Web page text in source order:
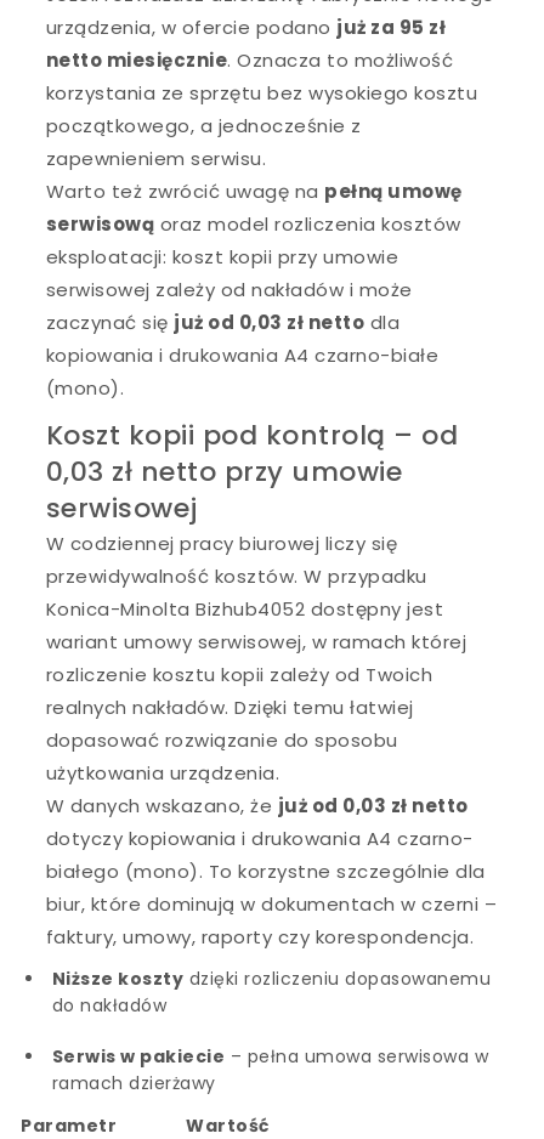
urządzenia, w ofercie podano już za 95 zł
netto miesięcznie. Oznacza to możliwość
korzystania ze sprzętu bez wysokiego kosztu
początkowego, a jednocześnie z
zapewnieniem serwisu.
Warto też zwrócić uwagę na pełną umowę
serwisową oraz model rozliczenia kosztów
eksploatacji: koszt kopii przy umowie
serwisowej zależy od nakładów i może
zaczynać się już od 0,03 zł netto dla
kopiowania i drukowania A4 czarno-białe
(mono).
Koszt kopii pod kontrolą – od
0,03 zł netto przy umowie
serwisowej
W codziennej pracy biurowej liczy się
przewidywalność kosztów. W przypadku
Konica-Minolta Bizhub4052 dostępny jest
wariant umowy serwisowej, w ramach której
rozliczenie kosztu kopii zależy od Twoich
realnych nakładów. Dzięki temu łatwiej
dopasować rozwiązanie do sposobu
użytkowania urządzenia.
W danych wskazano, że już od 0,03 zł netto
dotyczy kopiowania i drukowania A4 czarno-
białego (mono). To korzystne szczególnie dla
biur, które dominują w dokumentach w czerni –
faktury, umowy, raporty czy korespondencja.
Niższe koszty dzięki rozliczeniu dopasowanemu
do nakładów
Serwis w pakiecie – pełna umowa serwisowa w
ramach dzierżawy
Parametr
Wartość